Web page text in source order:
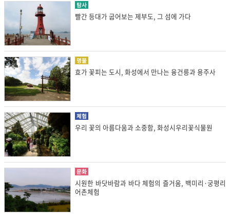
탐사
빨간 등대가 굽어보는 제부도, 그 섬에 가다
명물
효가 꽃피는 도시, 화성에서 만나는 융건릉과 용주사
체험
우리 꽃의 아름다움과 소중함, 화성시우리꽃식물원
문화
시원한 바닷바람과 바다 체험의 즐거움, 백미리·궁평리
어촌체험